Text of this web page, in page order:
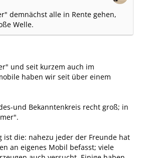
demnächst alle in Rente gehen,
Welle.
und seit kurzem auch im
haben wir seit über einem
und Bekanntenkreis recht groß; in
ist die: nahezu jeder der Freunde hat
an eigenes Mobil befasst; viele